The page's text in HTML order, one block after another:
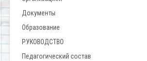
Документы
Образование
РУКОВОДСТВО
Педагогический состав